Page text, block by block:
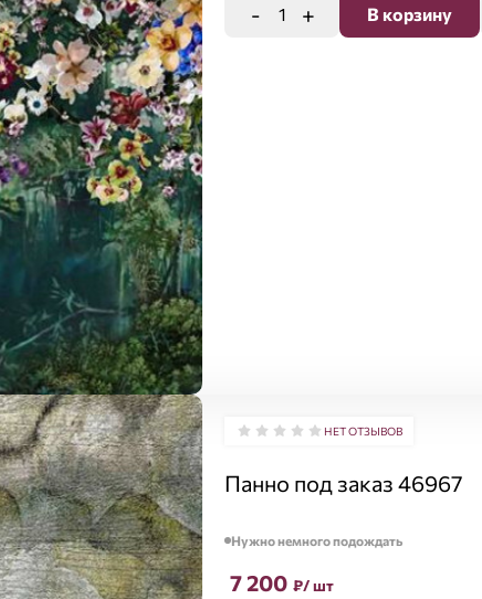
- + В корзину
НЕТ ОТЗЫВОВ
Панно под заказ 46967
Нужно немного подождать
7 200 ₽/ шт